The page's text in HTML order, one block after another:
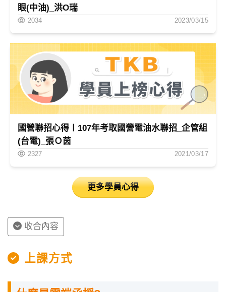
眼(中油)_洪O瑞
2034 2023/03/15
國營聯招心得〡107年考取國營電油水聯招_企管組
(台電)_張Ｏ茵
2327 2021/03/17
更多學員心得
收合內容
上課方式